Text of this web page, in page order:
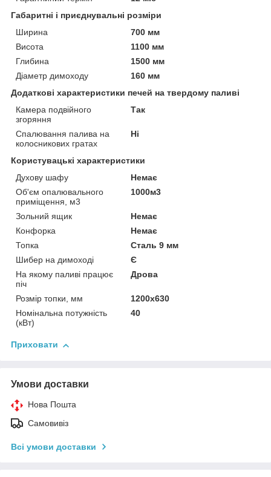
Габаритні і приєднувальні розміри
Ширина
700 мм
Висота
1100 мм
Глибина
1500 мм
Діаметр димоходу
160 мм
Додаткові характеристики печей на твердому паливі
Камера подвійного
згоряння
Так
Спалювання палива на
колосникових гратах
Ні
Користувацькі характеристики
Духову шафу
Немає
Об'єм опалювального
приміщення, м3
1000м3
Зольний ящик
Немає
Конфорка
Немає
Топка
Сталь 9 мм
Шибер на димоході
Є
На якому паливі працює
піч
Дрова
Розмір топки, мм
1200х630
Номінальна потужність
(кВт)
40
Приховати
Умови доставки
Нова Пошта
Самовивіз
Всі умови доставки